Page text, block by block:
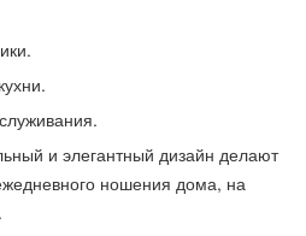
и элегантный дизайн делают
ношения дома, на